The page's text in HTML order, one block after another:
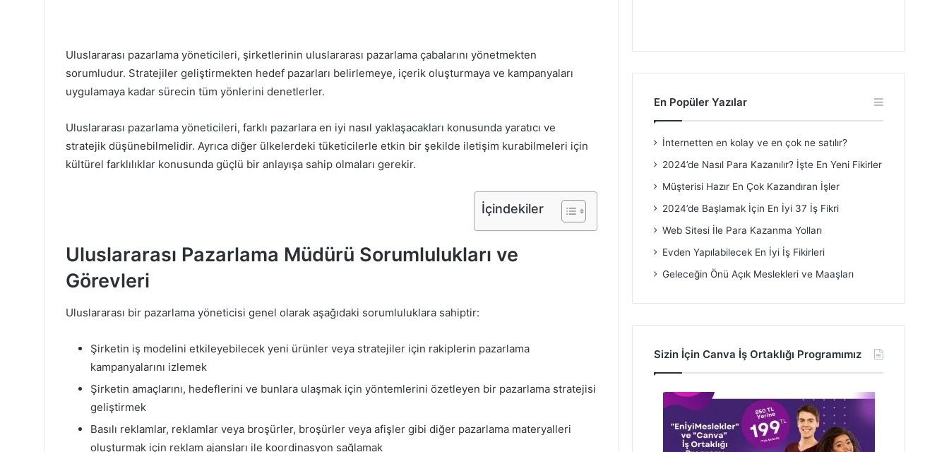
Uluslararası pazarlama yöneticileri, şirketlerinin uluslararası pazarlama çabalarını yönetmekten
sorumludur. Stratejiler geliştirmekten hedef pazarları belirlemeye, içerik oluşturmaya ve kampanyaları
uygulamaya kadar sürecin tüm yönlerini denetlerler.
Uluslararası pazarlama yöneticileri, farklı pazarlara en iyi nasıl yaklaşacakları konusunda yaratıcı ve
stratejik düşünebilmelidir. Ayrıca diğer ülkelerdeki tüketicilerle etkin bir şekilde iletişim kurabilmeleri için
kültürel farklılıklar konusunda güçlü bir anlayışa sahip olmaları gerekir.
İçindekiler
Uluslararası Pazarlama Müdürü Sorumlulukları ve
Görevleri
Uluslararası bir pazarlama yöneticisi genel olarak aşağıdaki sorumluluklara sahiptir:
Şirketin iş modelini etkileyebilecek yeni ürünler veya stratejiler için rakiplerin pazarlama
kampanyalarını izlemek
Şirketin amaçlarını, hedeflerini ve bunlara ulaşmak için yöntemlerini özetleyen bir pazarlama stratejisi
geliştirmek
Basılı reklamlar, reklamlar veya broşürler, broşürler veya afişler gibi diğer pazarlama materyalleri
oluşturmak için reklam ajansları ile koordinasyon sağlamak
En Popüler Yazılar
İnternetten en kolay ve en çok ne satılır?
2024’de Nasıl Para Kazanılır? İşte En Yeni Fikirler
Müşterisi Hazır En Çok Kazandıran İşler
2024’de Başlamak İçin En İyi 37 İş Fikri
Web Sitesi İle Para Kazanma Yolları
Evden Yapılabilecek En İyi İş Fikirleri
Geleceğin Önü Açık Meslekleri ve Maaşları
Sizin İçin Canva İş Ortaklığı Programımız